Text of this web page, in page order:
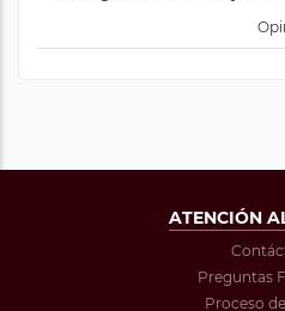
ATENCIÓN
Preguntas
Proceso